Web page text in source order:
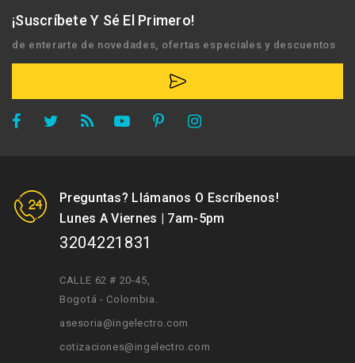
¡Suscríbete Y Sé El Primero!
de enterarte de novedades, ofertas especiales y descuentos
Preguntas? Llámanos O Escríbenos!
Lunes A Viernes | 7am-5pm
3204221831
CALLE 62 # 20-45
Bogotá - Colombia.
asesoria@ingelectro.com
cotizaciones@ingelectro.com